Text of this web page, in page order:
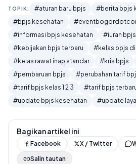
TOPIK: #aturan baru bpjs
#berita bpjs
#bpjs kesehatan
#informasi bpjs kesehatan
#iuran
#kebijakan bpjs terbaru
#kelas bpjs
#kelas rawat inap standar
#kris bpjs
#pembaruan bpjs
#perubahan tarif
#tarif bpjs kelas 1 2 3
#tarif bpjs
#update bpjs kesehatan
#update
Bagikan artikel ini
Facebook X / Twitter
Salin tautan